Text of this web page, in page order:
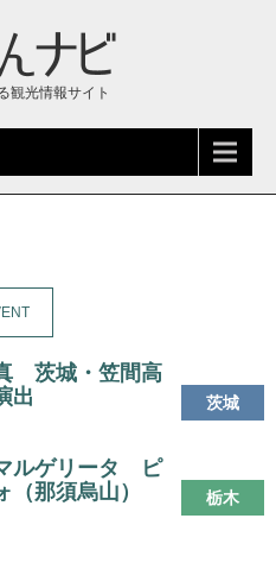
観光情報サイト
茨城
茨城・笠間高
出
栃木
ルゲリータ ピ
那須烏山）